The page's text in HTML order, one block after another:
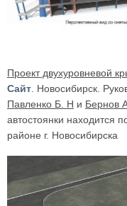
Проект двухуровневой
Сайт . Новосибирск.
Павленко Б. Н и Бернов
автостоянки находится
районе г. Новосибирска